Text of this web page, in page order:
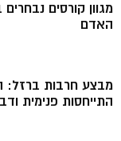
מגוון קורסים
האדם
מבצע חרבות ברזל:
התייחסות פנימית